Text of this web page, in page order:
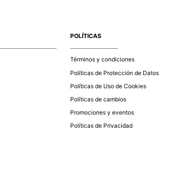
POLÍTICAS
Términos y condiciones
Políticas de Protección de Datos
Políticas de Uso de Cookies
Políticas de cambios
Promociones y eventos
Políticas de Privacidad